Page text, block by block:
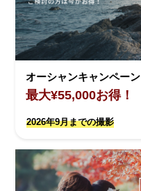
オーシャンキャンペーン
最大¥55,000お得！
2026年9月までの撮影